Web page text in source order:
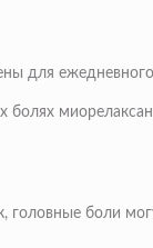
для
болях
головные боли